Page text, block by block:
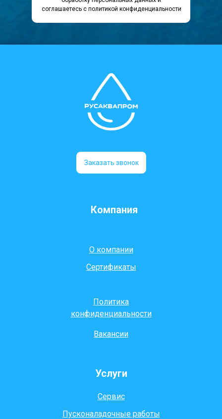
соглашаетесь c политикой конфиденциальности
Заказать звонок
Компания
О компании
Сертификаты
Услуги
Политика
конфиденциальности
Пусконаладочные работы
Сервис
Вакансии